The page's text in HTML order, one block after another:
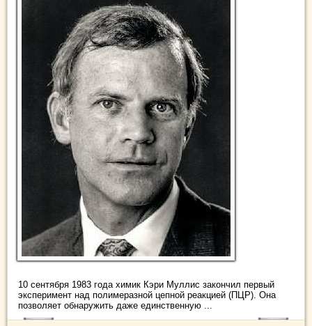
10 сентября 1983 года химик Кэри Муллис закончил первый
эксперимент над полимеразной цепной реакцией (ПЦР). Она
позволяет обнаружить даже единственную ...